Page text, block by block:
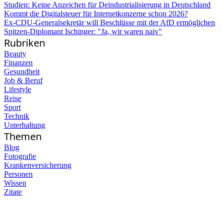
Studien: Keine Anzeichen für Deindustrialisierung in Deutschland
Kommt die Digitalsteuer für Internetkonzerne schon 2026?
Ex-CDU-Generalsekretär will Beschlüsse mit der AfD ermöglichen
Spitzen-Diplomant Ischinger: "Ja, wir waren naiv"
Rubriken
Beauty
Finanzen
Gesundheit
Job & Beruf
Lifestyle
Reise
Sport
Technik
Unterhaltung
Themen
Blog
Fotografie
Krankenversicherung
Personen
Wissen
Zitate